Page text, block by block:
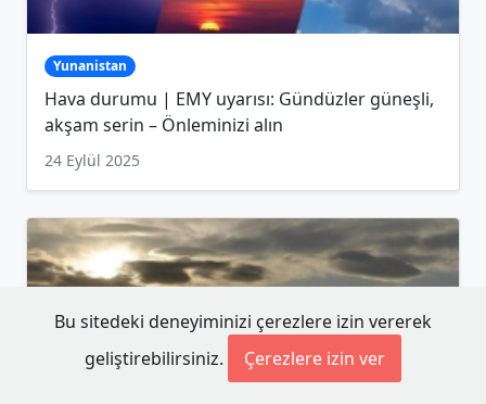
Yunanistan
Hava durumu | EMY uyarısı: Gündüzler güneşli,
akşam serin – Önleminizi alın
24 Eylül 2025
Bu sitedeki deneyiminizi çerezlere izin vererek
geliştirebilirsiniz.
Çerezlere izin ver